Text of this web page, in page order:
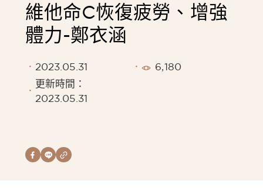
維他命C恢復疲勞、增強
體力-鄭衣涵
2023.05.31
6,180
更新時間：
2023.05.31